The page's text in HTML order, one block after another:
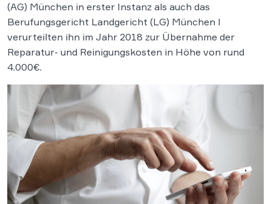
(AG) München in erster Instanz als auch das
Berufungsgericht Landgericht (LG) München I
verurteilten ihn im Jahr 2018 zur Übernahme der
Reparatur- und Reinigungskosten in Höhe von rund
4.000€.